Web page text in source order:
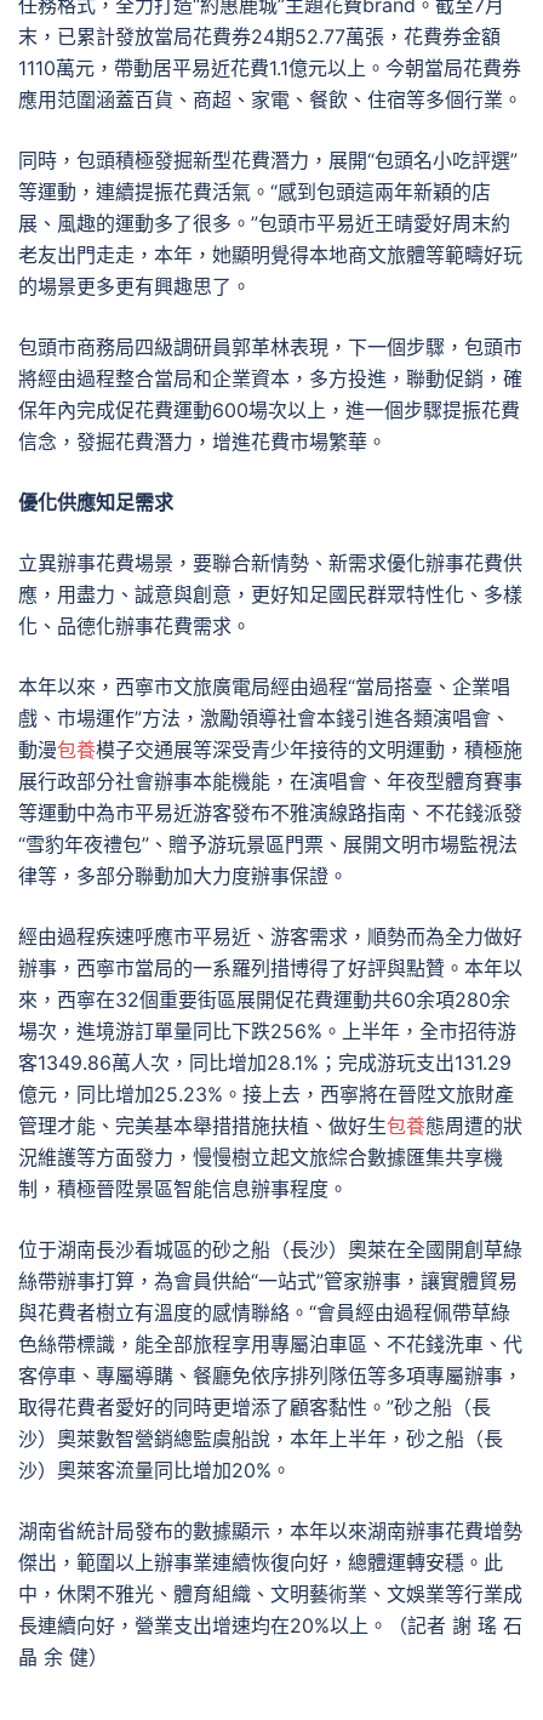
任務格式，全力打造“約惠鹿城”主題花費brand。截至7月
末，已累計發放當局花費券24期52.77萬張，花費券金額
1110萬元，帶動居平易近花費1.1億元以上。今朝當局花費券
應用范圍涵蓋百貨、商超、家電、餐飲、住宿等多個行業。
同時，包頭積極發掘新型花費潛力，展開“包頭名小吃評選”
等運動，連續提振花費活氣。“感到包頭這兩年新穎的店
展、風趣的運動多了很多。”包頭市平易近王晴愛好周末約
老友出門走走，本年，她顯明覺得本地商文旅體等範疇好玩
的場景更多更有興趣思了。
包頭市商務局四級調研員郭革林表現，下一個步驟，包頭市
將經由過程整合當局和企業資本，多方投進，聯動促銷，確
保年內完成促花費運動600場次以上，進一個步驟提振花費
信念，發掘花費潛力，增進花費市場繁華。
優化供應知足需求
立異辦事花費場景，要聯合新情勢、新需求優化辦事花費供
應，用盡力、誠意與創意，更好知足國民群眾特性化、多樣
化、品德化辦事花費需求。
本年以來，西寧市文旅廣電局經由過程“當局搭臺、企業唱
戲、市場運作”方法，激勵領導社會本錢引進各類演唱會、
動漫包養模子交通展等深受青少年接待的文明運動，積極施
展行政部分社會辦事本能機能，在演唱會、年夜型體育賽事
等運動中為市平易近游客發布不雅演線路指南、不花錢派發
“雪豹年夜禮包”、贈予游玩景區門票、展開文明市場監視法
律等，多部分聯動加大力度辦事保證。
經由過程疾速呼應市平易近、游客需求，順勢而為全力做好
辦事，西寧市當局的一系羅列措博得了好評與點贊。本年以
來，西寧在32個重要街區展開促花費運動共60余項280余
場次，進境游訂單量同比下跌256%。上半年，全市招待游
客1349.86萬人次，同比增加28.1%；完成游玩支出131.29
億元，同比增加25.23%。接上去，西寧將在晉陞文旅財產
管理才能、完美基本舉措措施扶植、做好生包養態周遭的狀
況維護等方面發力，慢慢樹立起文旅綜合數據匯集共享機
制，積極晉陞景區智能信息辦事程度。
位于湖南長沙看城區的砂之船（長沙）奧萊在全國開創草綠
絲帶辦事打算，為會員供給“一站式”管家辦事，讓實體貿易
與花費者樹立有溫度的感情聯絡。“會員經由過程佩帶草綠
色絲帶標識，能全部旅程享用專屬泊車區、不花錢洗車、代
客停車、專屬導購、餐廳免依序排列隊伍等多項專屬辦事，
取得花費者愛好的同時更增添了顧客黏性。”砂之船（長
沙）奧萊數智營銷總監虞船說，本年上半年，砂之船（長
沙）奧萊客流量同比增加20%。
湖南省統計局發布的數據顯示，本年以來湖南辦事花費增勢
傑出，範圍以上辦事業連續恢復向好，總體運轉安穩。此
中，休閑不雅光、體育組織、文明藝術業、文娛業等行業成
長連續向好，營業支出增速均在20%以上。（記者 謝 瑤 石
晶 余 健）